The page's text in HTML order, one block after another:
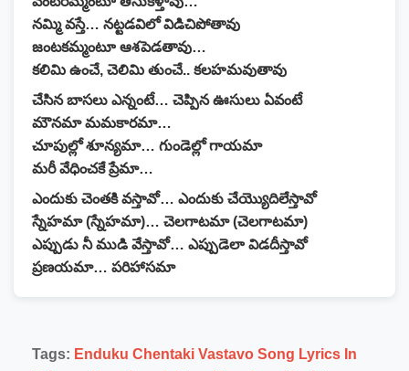
నమ్మి వస్తే… నట్టడవిలో విడిచిపోతావు
జంటకమ్మంటూ ఆశపెడతావు…
కలిమి ఉంచే, చెలిమి తుంచే.. కలహమవుతావు
చేసిన బాసలు ఎన్నంటే… చెప్పిన ఊసులు ఏవంటే
మౌనమా మమకారమా…
చూపుల్లో శూన్యమా… గుండెల్లో గాయమా
మరీ వేధించకే ప్రేమా…
ఎందుకు చెంతకి వస్తావో… ఎందుకు చేయ్యొదిలేస్తావో
స్నేహమా (స్నేహమా)… చెలగాటమా (చెలగాటమా)
ఎప్పుడు నీ ముడి వేస్తావో… ఎప్పుడెలా విడదీస్తావో
ప్రణయమా… పరిహాసమా
Tags: Enduku Chentaki Vastavo Song Lyrics In